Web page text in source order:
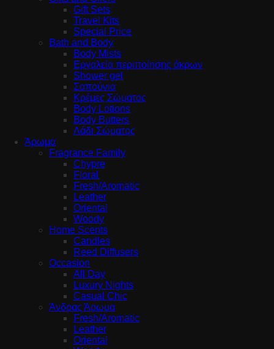
Gift Sets
Travel Kits
Special Price
Bath and Body
Body Mists
Εργαλεία περιποίησης άκρων
Shower gel
Σαπούνια
Κρέμες Σώματος
Body Lotions
Body Butters
Λάδι Σώματος
Άρωμα
Fragrance Family
Chypre
Floral
Fresh/Aromatic
Leather
Oriental
Woody
Home Scents
Candles
Reed Diffusers
Occasion
All Day
Luxury Nights
Casual Chic
Άνδρας Άρωμα
Fresh/Aromatic
Leather
Oriental